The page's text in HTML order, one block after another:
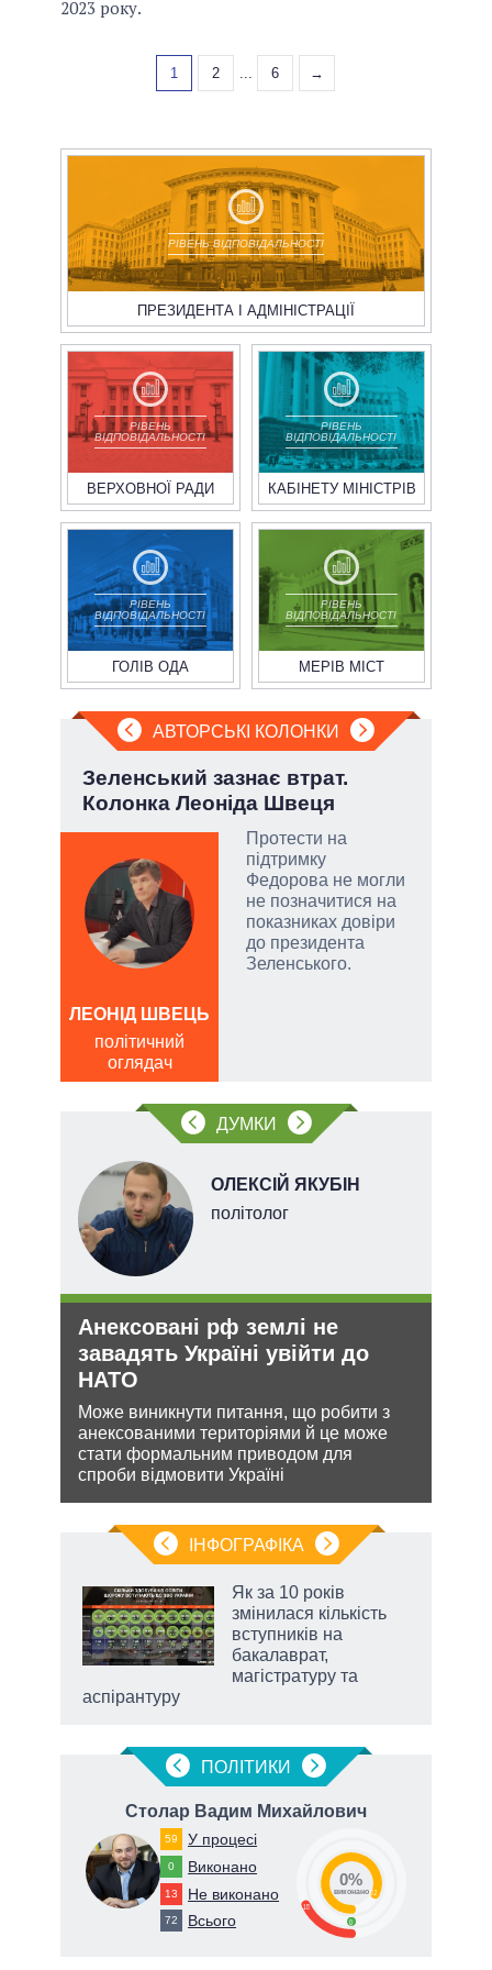
2023 року.
1 2 6 →
РІВЕНЬ ВІДПОВІДАЛЬНОСТІ
ПРЕЗИДЕНТА І АДМІНІСТРАЦІЇ
РІВЕНЬ
ВІДПОВІДАЛЬНОСТІ
ВЕРХОВНОЇ РАДИ
РІВЕНЬ
ВІДПОВІДАЛЬНОСТІ
КАБІНЕТУ МІНІСТРІВ
РІВЕНЬ
ВІДПОВІДАЛЬНОСТІ
ГОЛІВ ОДА
РІВЕНЬ
ВІДПОВІДАЛЬНОСТІ
МЕРІВ МІСТ
АВТОРСЬКІ КОЛОНКИ
Зеленський зазнає втрат.
Колонка Леоніда Швеця
Протести на
підтримку
Федорова не могли
не позначитися на
показниках довіри
до президента
Зеленського.
ЛЕОНІД ШВЕЦЬ
політичний
оглядач
ДУМКИ
ОЛЕКСІЙ ЯКУБІН
політолог
Анексовані рф землі не
завадять Україні увійти до
НАТО
Може виникнути питання, що робити з
анексованими територіями й це може
стати формальним приводом для
спроби відмовити Україні
ІНФОГРАФІКА
Як за 10 років
змінилася кількість
вступників на
бакалаврат,
магістратуру та
аспірантуру
ПОЛIТИКИ
Столар Вадим Михайлович
59 У процесі
0 Виконано
13 Не виконано
72 Всього
18
0
82
0%
виконано